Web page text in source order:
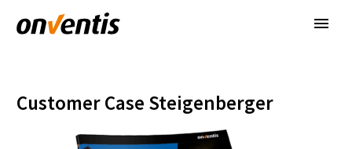
Customer Case Steigenberger